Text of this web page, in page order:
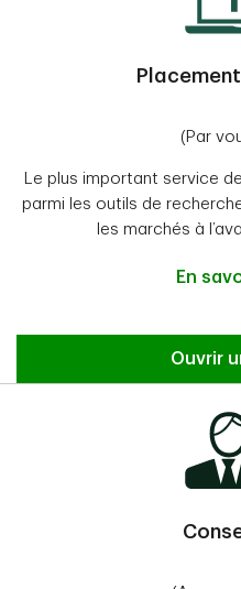
(Par
Le plus important service
parmi les outils de
les marchés à
En
Ouvrir